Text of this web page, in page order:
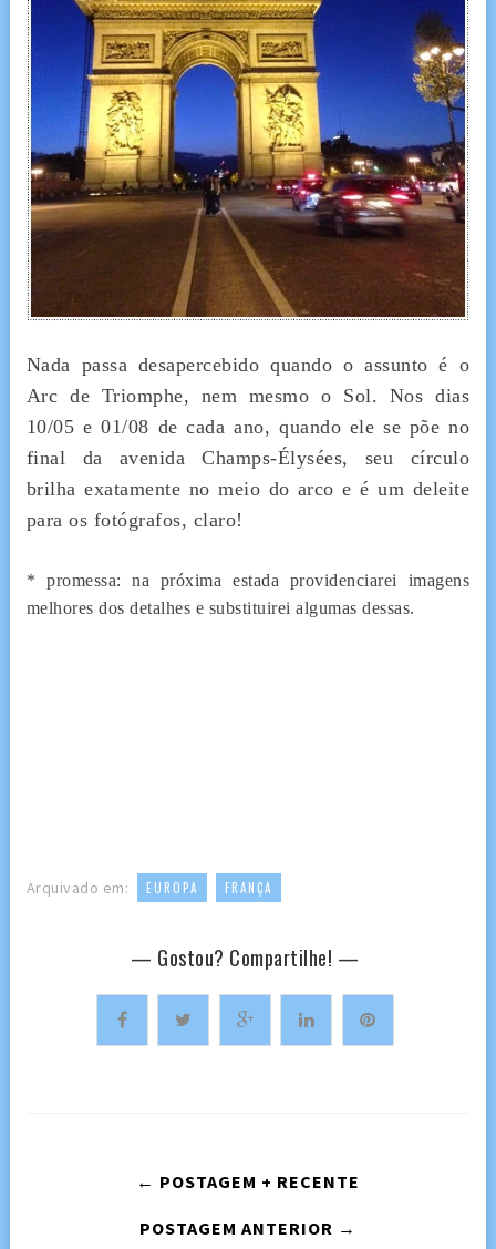
Nada passa desapercebido quando o assunto é o
Arc de Triomphe, nem mesmo o Sol. Nos dias
10/05 e 01/08 de cada ano, quando ele se põe no
final da avenida Champs-Élysées, seu círculo
brilha exatamente no meio do arco e é um deleite
para os fotógrafos, claro!
* promessa: na próxima estada providenciarei imagens
melhores dos detalhes e substituirei algumas dessas.
Arquivado em: EUROPA FRANÇA
— Gostou? Compartilhe! —
← POSTAGEM + RECENTE
POSTAGEM ANTERIOR →